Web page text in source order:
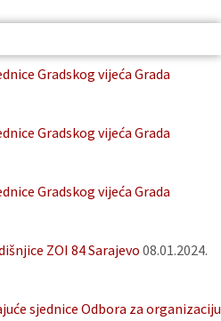
Gradskog vijeća Grada
Gradskog vijeća Grada
Gradskog vijeća Grada
ZOI 84 Sarajevo 08.01.2024.
sjednice Odbora za organizaciju